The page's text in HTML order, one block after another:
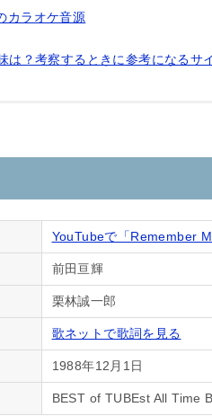
カラオケ音源
は？考察するときに参考になるサ
YouTubeで「Remember
前田亘輝
栗林誠一郎
歌ネットで歌詞を見る
1988年12月1日
BEST of TUBEst All Time